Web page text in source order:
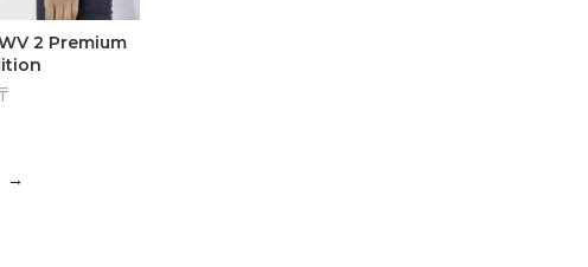
2 Premium
→